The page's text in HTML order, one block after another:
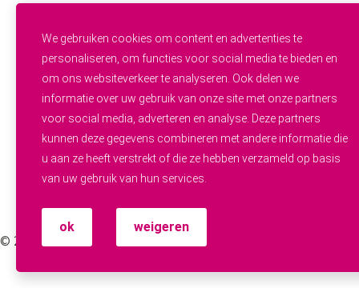
We gebruiken cookies om content en advertenties te
personaliseren, om functies voor social media te bieden en
om ons websiteverkeer te analyseren. Ook delen we
informatie over uw gebruik van onze site met onze partners
voor social media, adverteren en analyse. Deze partners
kunnen deze gegevens combineren met andere informatie die
u aan ze heeft verstrekt of die ze hebben verzameld op basis
van uw gebruik van hun services.
ok weigeren
Helpende Plus
Zij-instroom
Professionals
Werken en leren
OVER WIJ.ZORGEN
Alle vacatures
Zorgpersoneel gezocht
Contact
Fenna (AI Recruiter)
© 2026 WIJ.ZORGEN — Website door